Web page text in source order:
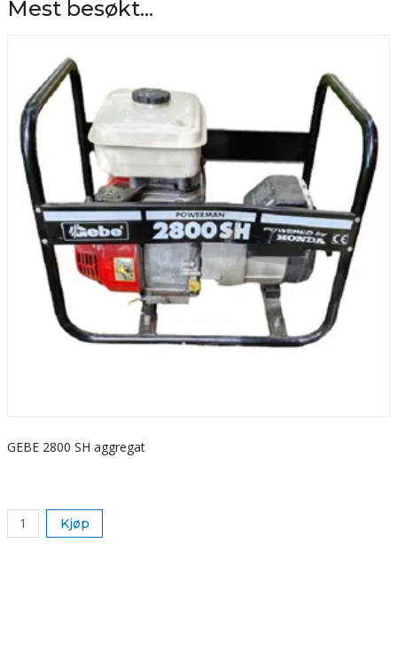
Mest besøkt...
GEBE 2800 SH aggregat
Kjøp